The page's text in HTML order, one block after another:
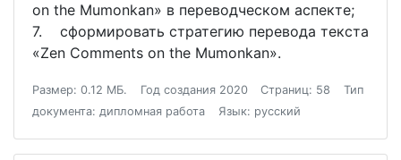
on the Mumonkan» в переводческом аспекте;
7. сформировать стратегию перевода текста
«Zen Comments on the Mumonkan».
Размер: 0.12 МБ. Год создания 2020 Страниц: 58
Тип
документа: дипломная работа
Язык: русский